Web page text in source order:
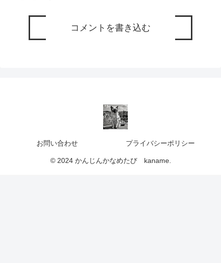
コメントを書き込む
お問い合わせ プライバシーポリシー
© 2024 かんじんかなめたび kaname.